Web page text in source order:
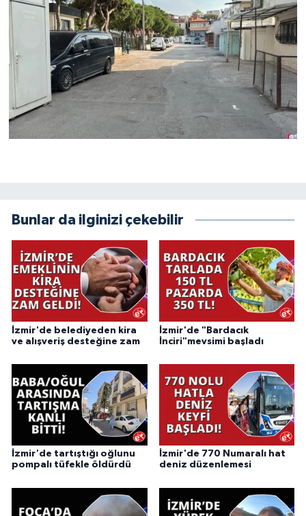
Bunlar da ilginizi çekebilir
İzmir'de belediyeden kira
ve alışveriş desteğine zam
İzmir'de "Bardacık
İnciri"mevsimi başladı
İzmir'de tartıştığı oğlunu
pompalı tüfekle öldürdü
İzmir'de 770 Numaralı hat
deniz düzenlemesi